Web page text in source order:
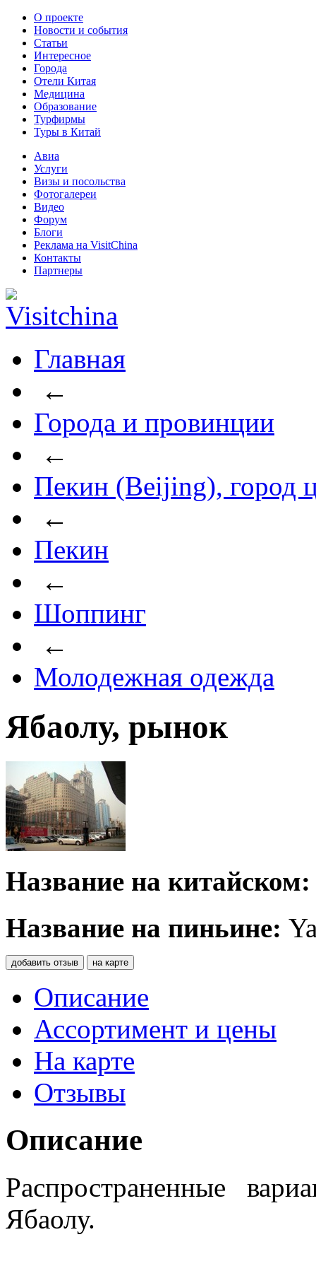
О проекте
Новости и события
Статьи
Интересное
Города
Отели Китая
Медицина
Образование
Турфирмы
Туры в Китай
Авиа
Услуги
Визы и посольства
Фотогалереи
Видео
Форум
Блоги
Реклама на VisitChina
Контакты
Партнеры
Главная
←
Города и провинции
←
Пекин (Beijing), город
←
Пекин
←
Шоппинг
←
Молодежная одежда
Ябаолу, рынок
Название на китайском:
Название на пиньине:
добавить отзыв на карте
Описание
Ассортимент и цены
На карте
Отзывы
Описание
Распространенные
Ябаолу.